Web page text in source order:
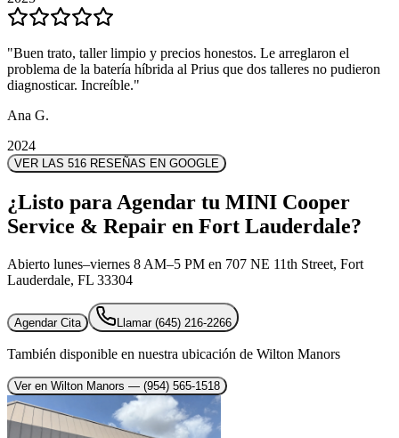
"Buen trato, taller limpio y precios honestos. Le arreglaron el
problema de la batería híbrida al Prius que dos talleres no pudieron
diagnosticar. Increíble."
Ana G.
2024
"Buen trato, taller limpio y precios honestos. Le arreglaron el
problema de la batería híbrida al Prius que dos talleres no pudieron
diagnosticar. Increíble."
Ana G.
2024
VER LAS 516 RESEÑAS EN GOOGLE
¿Listo para Agendar tu MINI Cooper
Service & Repair en Fort Lauderdale?
Abierto lunes–viernes 8 AM–5 PM en 707 NE 11th Street, Fort
Lauderdale, FL 33304
Agendar Cita Llamar (645) 216-2266
También disponible en nuestra ubicación de Wilton Manors
Ver en Wilton Manors — (954) 565-1518